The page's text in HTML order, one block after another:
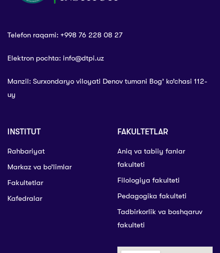
Telefon raqami: +998 76 228 08 27
Elektron pochta: info@dtpi.uz
Manzil: Surxondaryo viloyati Denov tumani Bog’ ko’chasi 112-
uy
INSTITUT
Rahbariyat
Markaz va bo’limlar
Fakultetlar
Kafedralar
FAKULTETLAR
Aniq va tabiiy fanlar
fakulteti
Filologiya fakulteti
Pedagogika fakulteti
Tadbirkorlik va boshqaruv
fakulteti